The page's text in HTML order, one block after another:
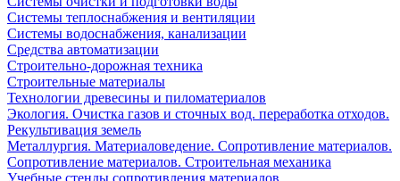
Системы теплоснабжения и вентиляции
Системы водоснабжения, канализации
Средства автоматизации
Строительно-дорожная техника
Строительные материалы
Технологии древесины и пиломатериалов
Экология. Очистка газов и сточных вод. переработка отходов.
Рекультивация земель
Металлургия. Материаловедение. Сопротивление материалов.
Сопротивление материалов. Строительная механика
Учебные стенды сопротивления материалов